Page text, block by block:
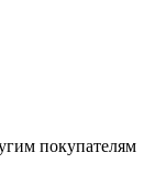
покупателям